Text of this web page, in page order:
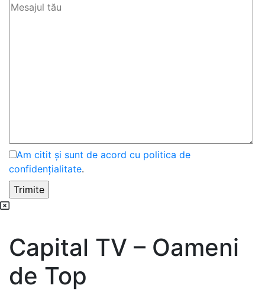
Am citit și sunt de acord cu politica de
confidențialitate.
Capital TV – Oameni
de Top